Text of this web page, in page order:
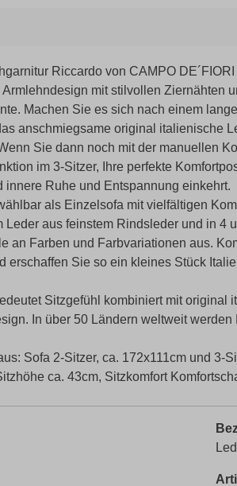
Riccardo von CAMPO
mit stilvollen Ziernähten
Machen Sie es sich nach einem
anschmiegsame original italienische
Sie dann noch mit der manuellen
im 3-Sitzer, Ihre perfekte
innere Ruhe und Entspannung einkehrt.
als Einzelsofa mit vielfältigen
Leder aus feinstem Rindsleder und in 4
an Farben und Farbvariationen aus.
erschaffen Sie so ein kleines Stück
Sitzgefühl kombiniert mit
In über 50 Ländern weltweit
Sofa 2-Sitzer, ca. 172x111cm und 3-
ca. 43cm, Sitzkomfort